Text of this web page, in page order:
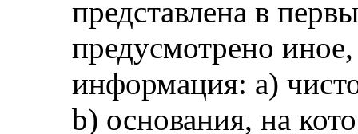
представлена в
предусмотрено
информация: a)
b) основания, на